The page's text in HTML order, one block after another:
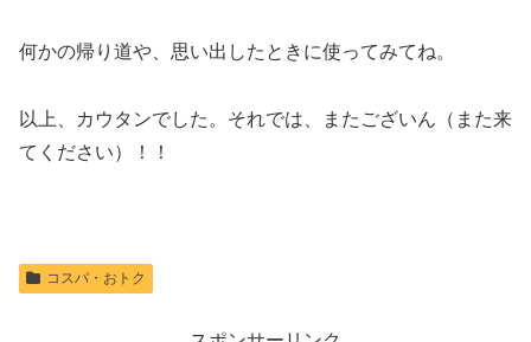
何かの帰り道や、思い出したときに使ってみてね。
以上、カウタンでした。それでは、またございん（また来
てください）！！
コスパ・おトク